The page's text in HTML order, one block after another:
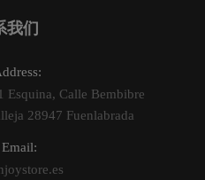
我们
Esquina, Calle Bembibre
28947 Fuenlabrada
Email: